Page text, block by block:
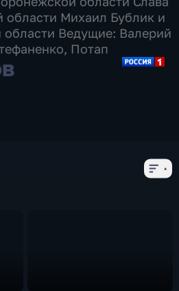
области Михаил Бублик и
области Ведущие: Валерий
Потап